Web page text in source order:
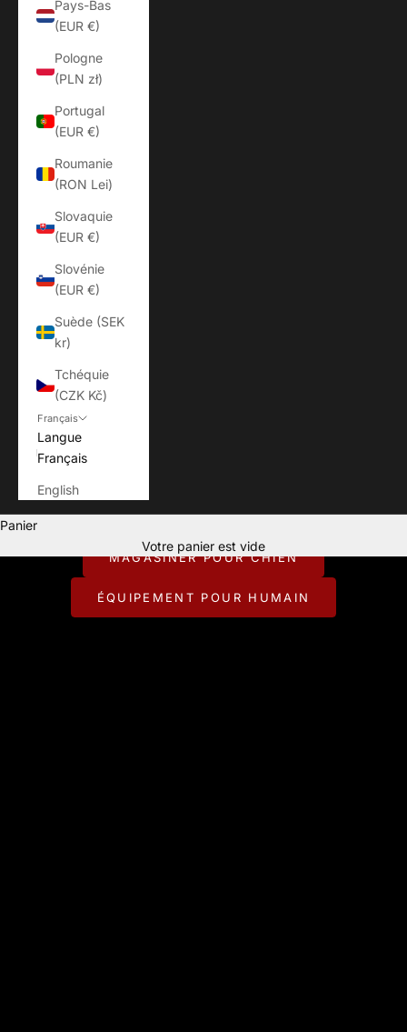
Pays-Bas
(EUR €)
Pologne
(PLN zł)
Portugal
(EUR €)
Roumanie
(RON Lei)
Slovaquie
(EUR €)
Slovénie
(EUR €)
Suède (SEK
kr)
Tchéquie
(CZK Kč)
Français
Langue
Français
English
Panier
Votre panier est vide
MAGASINER POUR CHIEN
ÉQUIPEMENT POUR HUMAIN